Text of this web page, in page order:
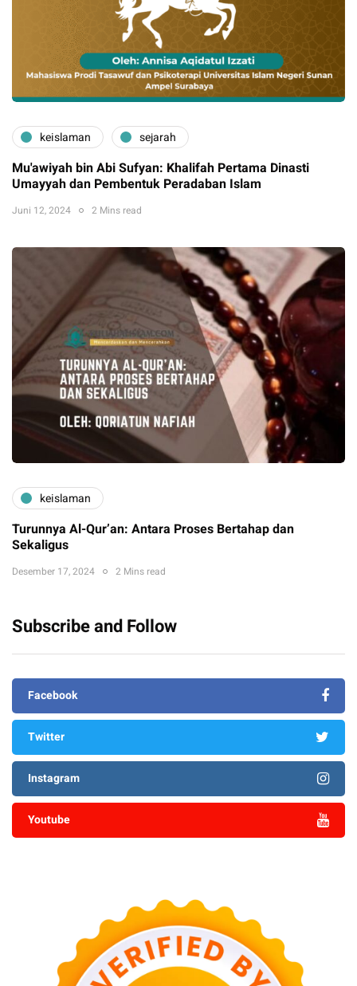
keislaman sejarah
Mu'awiyah bin Abi Sufyan: Khalifah Pertama Dinasti
Umayyah dan Pembentuk Peradaban Islam
Juni 12, 2024 2 Mins read
keislaman
Turunnya Al-Qur’an: Antara Proses Bertahap dan
Sekaligus
Desember 17, 2024 2 Mins read
Subscribe and Follow
Facebook
Twitter
Instagram
Youtube